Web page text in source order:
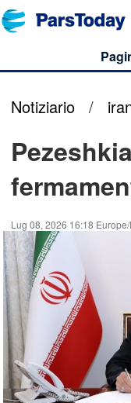
Notiziario /
Lug 08, 2026 16:18